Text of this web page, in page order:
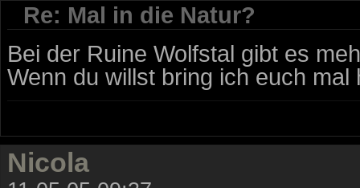
Re: Mal in die Natur?
Bei der Ruine Wolfstal gibt es
Wenn du willst bring ich euch mal
Nicola